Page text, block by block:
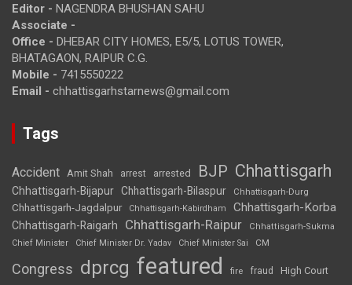
Editor - NAGENDRA BHUSHAN SAHU
Associate -
Office - DHEBAR CITY HOMES, E5/5, LOTUS TOWER,
BHATAGAON, RAIPUR C.G.
Mobile - 7415550222
Email - chhattisgarhstarnews@gmail.com
Tags
Accident Amit Shah arrest arrested BJP Chhattisgarh
Chhattisgarh-Bijapur Chhattisgarh-Bilaspur Chhattisgarh-Durg
Chhattisgarh-Jagdalpur Chhattisgarh-Kabirdham Chhattisgarh-Korba
Chhattisgarh-Raigarh Chhattisgarh-Raipur
Chhattisgarh-Sukma
Chief Minister
Chief Minister Dr. Yadav Chief Minister Sai CM
Congress dprcg featured fire fraud High Court